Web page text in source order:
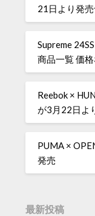
21日より発
Supreme
商品一覧 価格
Reebok ×
が3月22日よ
PUMA ×
発売
最新投稿